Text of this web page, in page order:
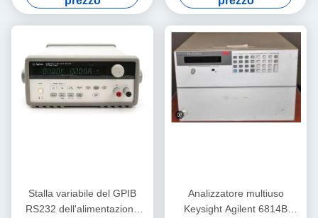
caricabatteria
Stalla variabile del GPIB
RS232 dell'alimentazione
Analizzatore multiuso
Keysight Agilent 6814B